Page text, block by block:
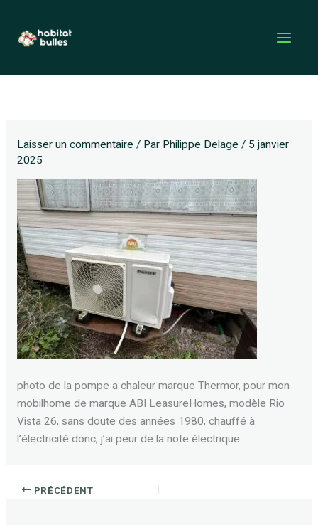
contenu
Laisser un commentaire / Par Philippe Delage / 5 janvier
2025
photo de la pompe a chaleur marque Thermor, pour mon
mobilhome de marque ABI LeasureHomes, modèle Rio
Vista 26, sans doute des années 1980, chauffé à
l’électricité donc, j’ai peur de la note électrique…
PRÉCÉDENT